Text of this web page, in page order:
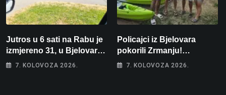
Jutros u 6 sati na Rabu je
izmjereno 31, u Bjelovaru
malo više od 25. Stiže nam
7. KOLOVOZA 2026.
Policajci iz Bjelovara
pokorili Zrmanju!
Magdalena i Tomislav
7. KOLOVOZA 2026.